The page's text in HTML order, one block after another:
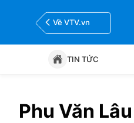
Về VTV.vn
TIN TỨC
Phu Văn Lâu